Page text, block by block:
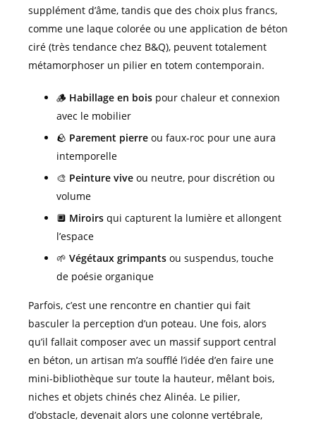
supplément d’âme, tandis que des choix plus francs,
comme une laque colorée ou une application de béton
ciré (très tendance chez B&Q), peuvent totalement
métamorphoser un pilier en totem contemporain.
🪵 Habillage en bois pour chaleur et connexion
avec le mobilier
🪨 Parement pierre ou faux-roc pour une aura
intemporelle
🎨 Peinture vive ou neutre, pour discrétion ou
volume
🔲 Miroirs qui capturent la lumière et allongent
l’espace
🌱 Végétaux grimpants ou suspendus, touche
de poésie organique
Parfois, c’est une rencontre en chantier qui fait
basculer la perception d’un poteau. Une fois, alors
qu’il fallait composer avec un massif support central
en béton, un artisan m’a soufflé l’idée d’en faire une
mini-bibliothèque sur toute la hauteur, mêlant bois,
niches et objets chinés chez Alinéa. Le pilier,
d’obstacle, devenait alors une colonne vertébrale,